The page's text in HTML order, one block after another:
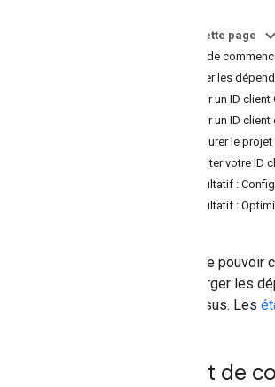
Sur cette page
Avant de
Installer les
Obtenir un ID client
Obtenir un ID
Configurer le
Ajouter votre ID
Facultatif :
Facultatif :
Avant de
télécharger les
processus. Les
Avant de